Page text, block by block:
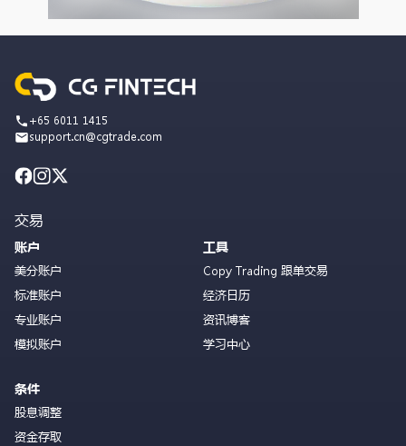
+65 6011 1415
support.cn@cgtrade.com
交易
账户
美分账户
标准账户
专业账户
模拟账户
条件
股息调整
资金存取
工具
Copy Trading 跟单交易
经济日历
资讯博客
学习中心